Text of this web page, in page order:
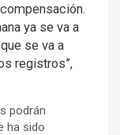
ya se va a
se va a
registros”,
podrán
ha sido